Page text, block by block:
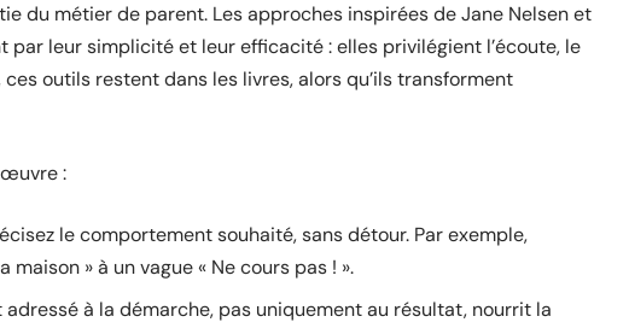
du métier de parent. Les approches inspirées de Jane Nelsen et
par leur simplicité et leur efficacité : elles privilégient l’écoute, le
outils restent dans les livres, alors qu’ils transforment
:
le comportement souhaité, sans détour. Par exemple,
» à un vague « Ne cours pas ! ».
adressé à la démarche, pas uniquement au résultat, nourrit la